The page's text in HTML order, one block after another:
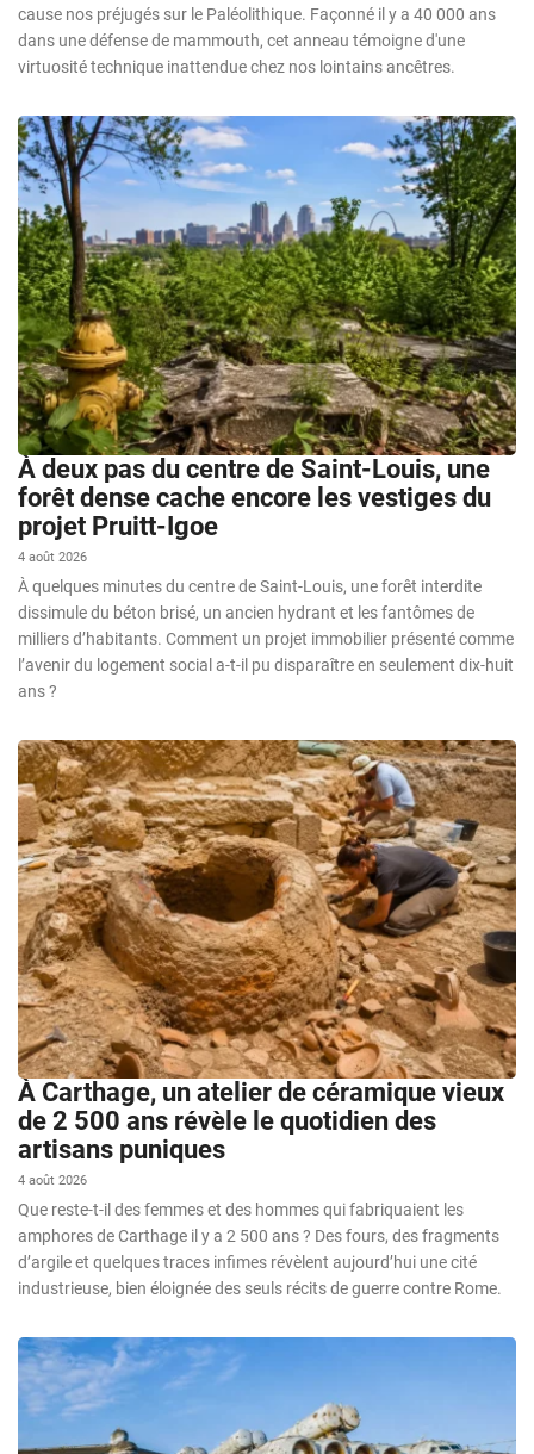
cause nos préjugés sur le Paléolithique. Façonné il y a 40 000 ans
dans une défense de mammouth, cet anneau témoigne d'une
virtuosité technique inattendue chez nos lointains ancêtres.
À deux pas du centre de Saint-Louis, une
forêt dense cache encore les vestiges du
projet Pruitt-Igoe
4 août 2026
À quelques minutes du centre de Saint-Louis, une forêt interdite
dissimule du béton brisé, un ancien hydrant et les fantômes de
milliers d’habitants. Comment un projet immobilier présenté comme
l’avenir du logement social a-t-il pu disparaître en seulement dix-huit
ans ?
À Carthage, un atelier de céramique vieux
de 2 500 ans révèle le quotidien des
artisans puniques
4 août 2026
Que reste-t-il des femmes et des hommes qui fabriquaient les
amphores de Carthage il y a 2 500 ans ? Des fours, des fragments
d’argile et quelques traces infimes révèlent aujourd’hui une cité
industrieuse, bien éloignée des seuls récits de guerre contre Rome.